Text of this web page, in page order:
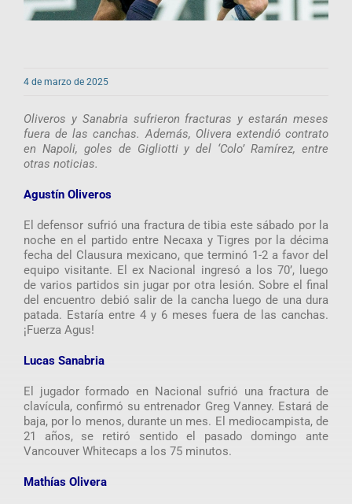
4 de marzo de 2025
Oliveros y Sanabria sufrieron fracturas y estarán meses
fuera de las canchas. Además, Olivera extendió contrato
en Napoli, goles de Gigliotti y del ‘Colo’ Ramírez, entre
otras noticias.
Agustín Oliveros
El defensor sufrió una fractura de tibia este sábado por la
noche en el partido entre Necaxa y Tigres por la décima
fecha del Clausura mexicano, que terminó 1-2 a favor del
equipo visitante. El ex Nacional ingresó a los 70’, luego
de varios partidos sin jugar por otra lesión. Sobre el final
del encuentro debió salir de la cancha luego de una dura
patada. Estaría entre 4 y 6 meses fuera de las canchas.
¡Fuerza Agus!
Lucas Sanabria
El jugador formado en Nacional sufrió una fractura de
clavícula, confirmó su entrenador Greg Vanney. Estará de
baja, por lo menos, durante un mes. El mediocampista, de
21 años, se retiró sentido el pasado domingo ante
Vancouver Whitecaps a los 75 minutos.
Mathías Olivera